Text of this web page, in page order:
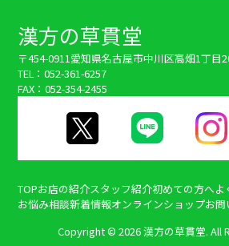
漢方の草貫堂
〒454-0911 愛知県名古屋市中川区高畑1丁目
TEL：052-361-6257
FAX：052-354-2455
TOPお店の紹介スタッフ紹介初めての方へよ
お悩み相談新着情報オンラインショップお問
Copyright © 2026 漢方の草貫堂. All